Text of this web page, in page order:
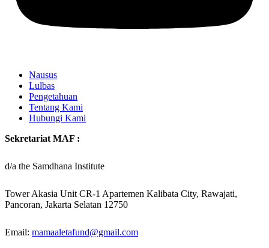
Nausus
Lulbas
Pengetahuan
Tentang Kami
Hubungi Kami
Sekretariat MAF :
d/a the Samdhana Institute
Tower Akasia Unit CR-1 Apartemen Kalibata City, Rawajati,
Pancoran, Jakarta Selatan 12750
Email: mamaaletafund@gmail.com